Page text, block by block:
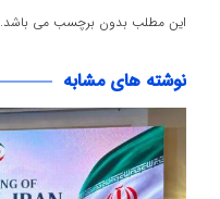
این مطلب بدون برچسب می باشد.
نوشته های مشابه